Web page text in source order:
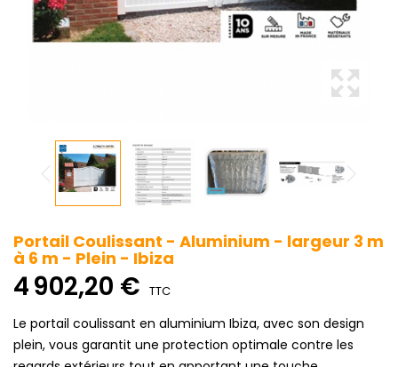
Portail Coulissant - Aluminium - largeur 3 m
à 6 m - Plein - Ibiza
4 902,20 € TTC
Le portail coulissant en aluminium Ibiza, avec son design
plein, vous garantit une protection optimale contre les